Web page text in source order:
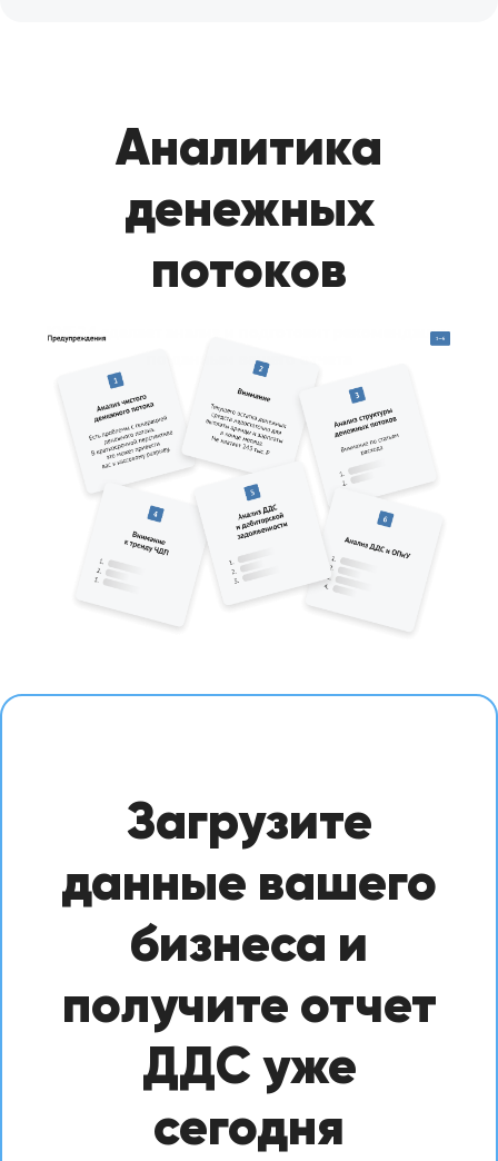
Аналитика
денежных
потоков
КУБ24 сделает анализ и подготовит рекомендации
по данным вашего отчета
Загрузите
данные вашего
бизнеса и
получите отчет
ДДС уже
сегодня